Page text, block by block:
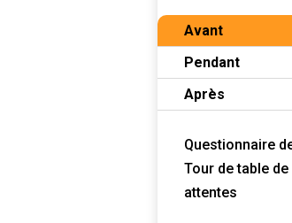
Avant
Pendant
Après
Questionnaire
Tour de table
attentes